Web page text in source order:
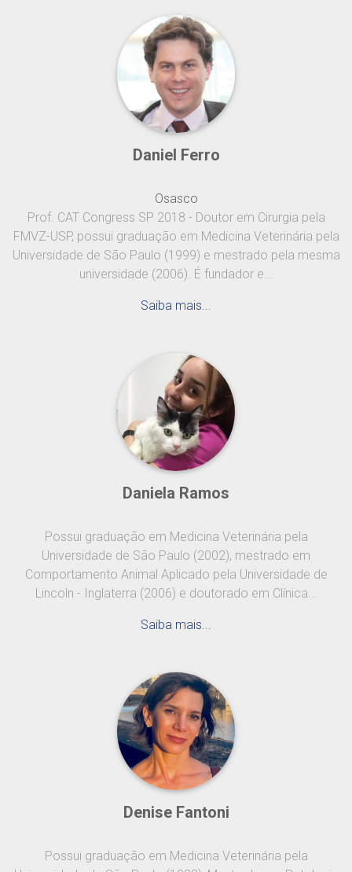
Daniel Ferro
Osasco
Prof. CAT Congress SP 2018 - Doutor em Cirurgia pela
FMVZ-USP, possui graduação em Medicina Veterinária pela
Universidade de São Paulo (1999) e mestrado pela mesma
universidade (2006). É fundador e...
Saiba mais...
Daniela Ramos
Possui graduação em Medicina Veterinária pela
Universidade de São Paulo (2002), mestrado em
Comportamento Animal Aplicado pela Universidade de
Lincoln - Inglaterra (2006) e doutorado em Clínica...
Saiba mais...
Denise Fantoni
Possui graduação em Medicina Veterinária pela